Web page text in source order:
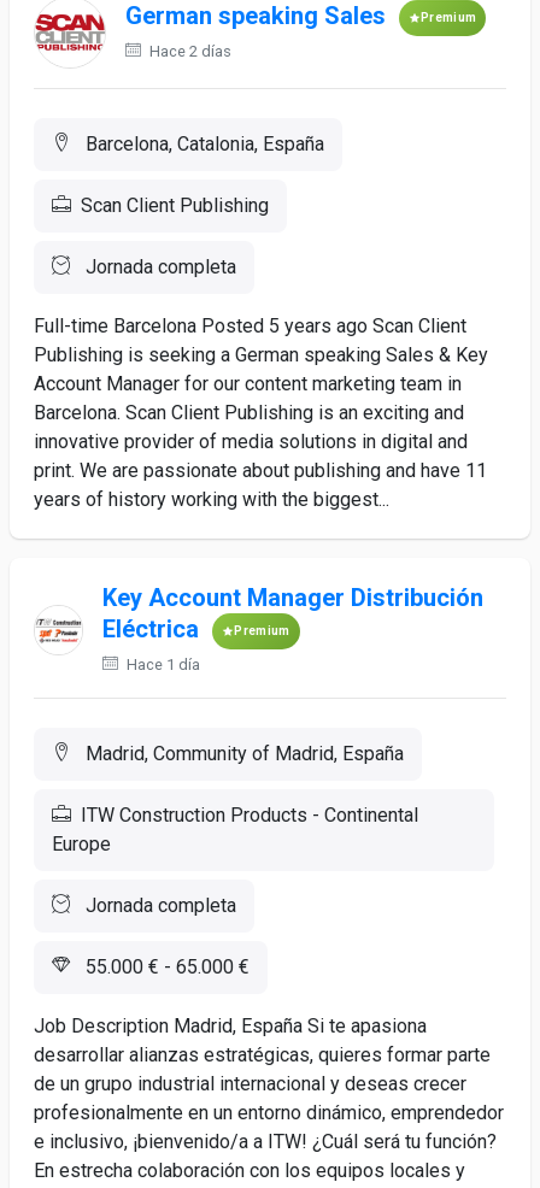
German speaking Sales Premium
Hace 2 días
Barcelona, Catalonia, España
Scan Client Publishing
Jornada completa
Full-time Barcelona Posted 5 years ago Scan Client
Publishing is seeking a German speaking Sales & Key
Account Manager for our content marketing team in
Barcelona. Scan Client Publishing is an exciting and
innovative provider of media solutions in digital and
print. We are passionate about publishing and have 11
years of history working with the biggest...
Key Account Manager Distribución
Eléctrica
Premium
Hace 1 día
Madrid, Community of Madrid, España
ITW Construction Products - Continental
Europe
Jornada completa
55.000 € - 65.000 €
Job Description Madrid, España Si te apasiona
desarrollar alianzas estratégicas, quieres formar parte
de un grupo industrial internacional y deseas crecer
profesionalmente en un entorno dinámico, emprendedor
e inclusivo, ¡bienvenido/a a ITW! ¿Cuál será tu función?
En estrecha colaboración con los equipos locales y